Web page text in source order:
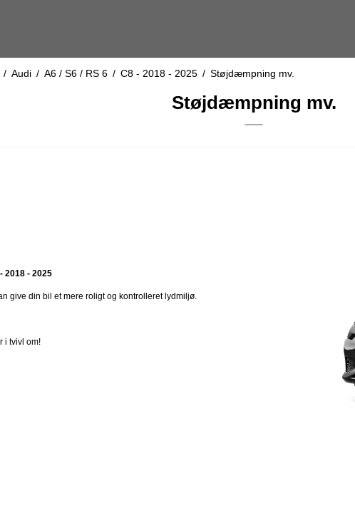
/ Audi / A6 / S6 / RS 6 / C8 - 2018 - 2025 / Støjdæmpning mv.
Støjdæmpning mv.
2018 - 2025
give din bil et mere roligt og kontrolleret lydmiljø.
i tvivl om!